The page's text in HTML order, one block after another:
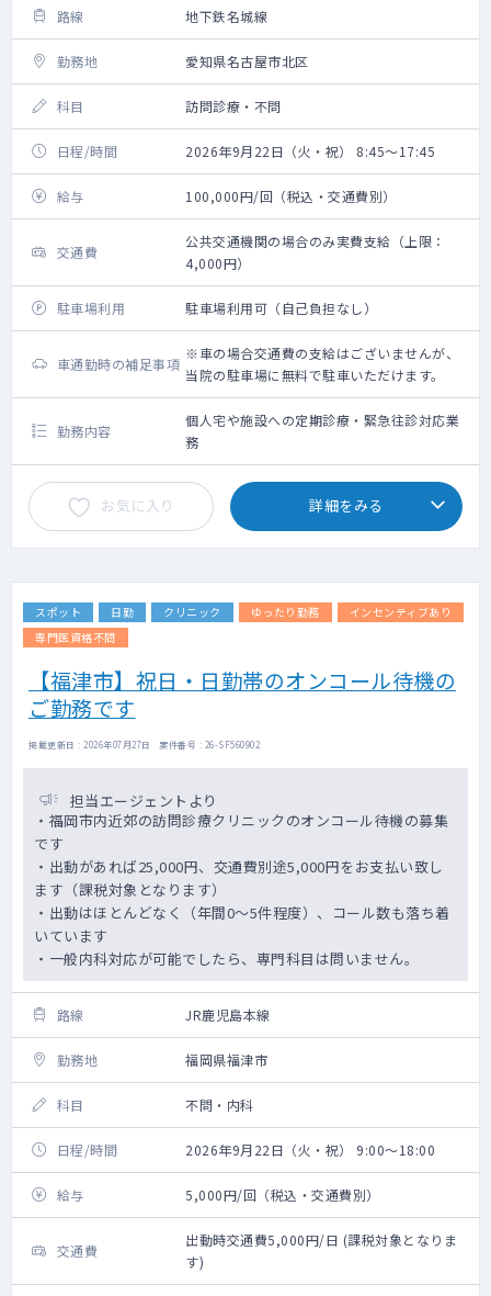
路線 地下鉄名城線
勤務地 愛知県名古屋市北区
科目 訪問診療・不問
日程/時間 2026年9月22日（火・祝） 8:45～17:45
給与 100,000円/回（税込・交通費別）
交通費
公共交通機関の場合のみ実費支給（上限：
4,000円）
駐車場利用 駐車場利用可（自己負担なし）
車通勤時の補足事項
※車の場合交通費の支給はございませんが、
当院の駐車場に無料で駐車いただけます。
勤務内容
個人宅や施設への定期診療・緊急往診対応業
務
お気に入り 詳細をみる
スポット 日勤 クリニック ゆったり勤務
インセンティブあり
専門医資格不問
【福津市】祝日・日勤帯のオンコール待機の
ご勤務です
掲載更新日 : 2026年07月27日 案件番号 : 26-SF560902
担当エージェントより
・福岡市内近郊の訪問診療クリニックのオンコール待機の募集
です
・出動があれば25,000円、交通費別途5,000円をお支払い致し
ます（課税対象となります）
・出動はほとんどなく（年間0～5件程度）、コール数も落ち着
いています
・一般内科対応が可能でしたら、専門科目は問いません。
路線 JR鹿児島本線
勤務地 福岡県福津市
科目 不問・内科
日程/時間 2026年9月22日（火・祝） 9:00～18:00
給与 5,000円/回（税込・交通費別）
交通費
出動時交通費5,000円/日 (課税対象となりま
す)